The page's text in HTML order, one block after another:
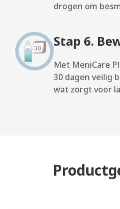
drogen om
Stap 6.
Met MeniCare
30 dagen veilig
wat zorgt voor